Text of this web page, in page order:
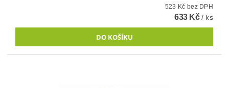
523 Kč bez DPH
633 Kč/ ks